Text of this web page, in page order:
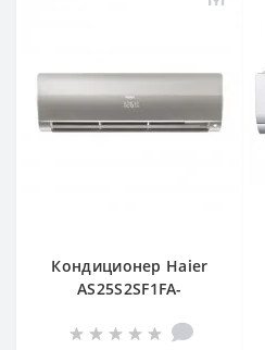
Кондиционер Haier
AS25S2SF1FA-